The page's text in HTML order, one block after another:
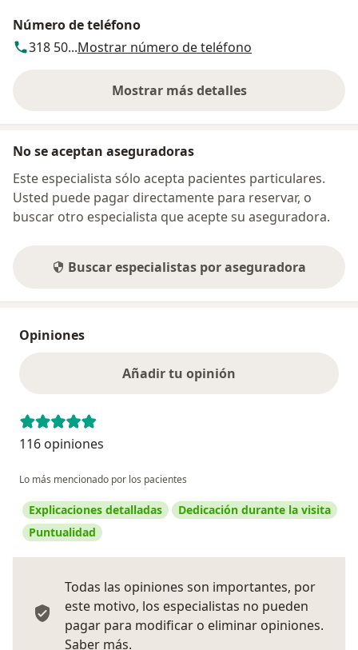
Número de teléfono
318 50...Mostrar número de teléfono
Mostrar más detalles
sobre la dirección
No se aceptan aseguradoras
Este especialista sólo acepta pacientes particulares.
Usted puede pagar directamente para reservar, o
buscar otro especialista que acepte su aseguradora.
Buscar especialistas por aseguradora
Opiniones
Añadir tu opinión
116 opiniones
Lo más mencionado por los pacientes
Explicaciones detalladas
Dedicación durante la visita
Puntualidad
Todas las opiniones son importantes, por
este motivo, los especialistas no pueden
pagar para modificar o eliminar opiniones.
Saber más.